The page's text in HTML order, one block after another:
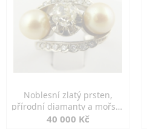
Noblesní zlatý prsten,
přírodní diamanty a mořské
perly
40 000 Kč